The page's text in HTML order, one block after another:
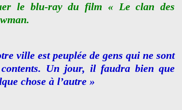
le blu-ray du film « Le clan des
ville est peuplée de gens qui ne sont
Un jour, il faudra bien que
chose à l’autre »